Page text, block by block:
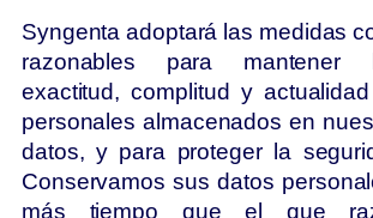
Syngenta adoptará las medidas
razonables para mantener
exactitud, complitud y
personales almacenados en
datos, y para proteger la
Conservamos sus datos
más tiempo que el que